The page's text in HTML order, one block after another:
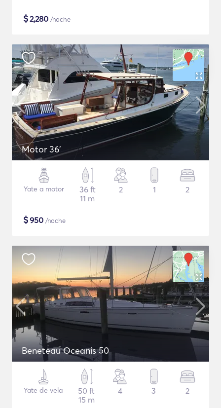
$2,280 /noche
Motor 36'
Yate a motor
36 ft
11 m
2 1 2
$950 /noche
Beneteau Oceanis 50
Yate de vela
50 ft
15 m
4 3 2